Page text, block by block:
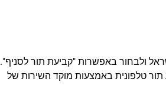
ולבחור באפשרות "קביעת תור לסניף".
טלפונית באמצעות מוקד השירות של